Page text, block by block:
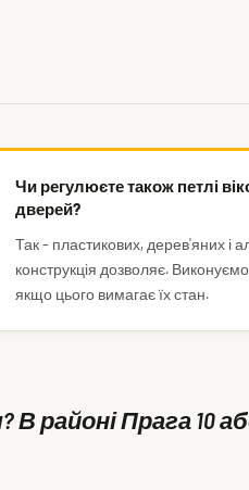
Чи регулюєте також петлі
дверей?
Так – пластикових, дерев'яних і
конструкція дозволяє.
якщо цього вимагає їх стан.
В районі Прага 10